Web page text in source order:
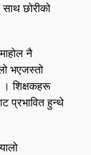
छोरीको
नै
भएजस्तो
। शिक्षकहरू
प्रभावित हुन्थे